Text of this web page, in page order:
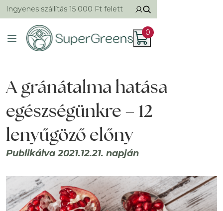
Ingyenes szállítás 15 000 Ft felett
0
A gránátalma hatása
egészségünkre – 12
lenyűgöző előny
Publikálva 2021.12.21. napján